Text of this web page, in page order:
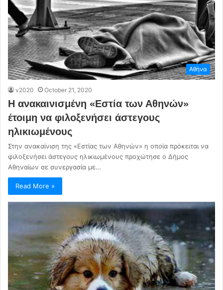
Αθήνα
v2020 October 21, 2020
Η ανακαινισμένη «Εστία των Αθηνών»
έτοιμη να φιλοξενήσει άστεγους
ηλικιωμένους
Στην ανακαίνιση της «Εστίας των Αθηνών» η οποία πρόκειται να
φιλοξενήσει άστεγους ηλικιωμένους προχώτησε ο Δήμος
Αθηναίων σε συνεργασία με…
Read More »